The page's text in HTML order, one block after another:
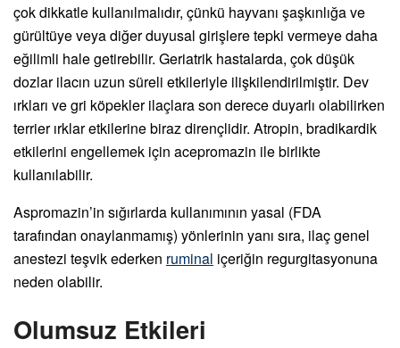
çok dikkatle kullanılmalıdır, çünkü hayvanı şaşkınlığa ve
gürültüye veya diğer duyusal girişlere tepki vermeye daha
eğilimli hale getirebilir. Geriatrik hastalarda, çok düşük
dozlar ilacın uzun süreli etkileriyle ilişkilendirilmiştir. Dev
ırkları ve gri köpekler ilaçlara son derece duyarlı olabilirken
terrier ırklar etkilerine biraz dirençlidir. Atropin, bradikardik
etkilerini engellemek için acepromazin ile birlikte
kullanılabilir.
Aspromazin’in sığırlarda kullanımının yasal (FDA
tarafından onaylanmamış) yönlerinin yanı sıra, ilaç genel
anestezi teşvik ederken ruminal içeriğin regurgitasyonuna
neden olabilir.
Olumsuz Etkileri